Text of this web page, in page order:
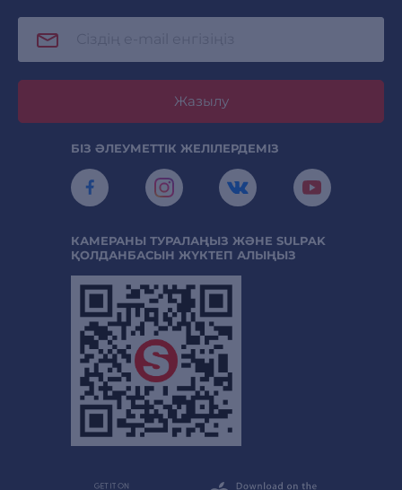
Жазылу
БІЗ ӘЛЕУМЕТТІК ЖЕЛІЛЕРДЕМІЗ
КАМЕРАНЫ ТУРАЛАҢЫЗ ЖӘНЕ SULPAK
ҚОЛДАНБАСЫН ЖҮКТЕП АЛЫҢЫЗ